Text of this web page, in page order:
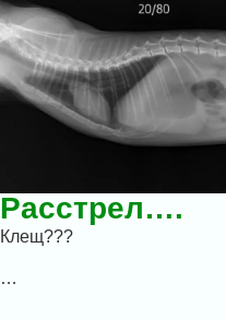
Расстрел….
Клещ???
…